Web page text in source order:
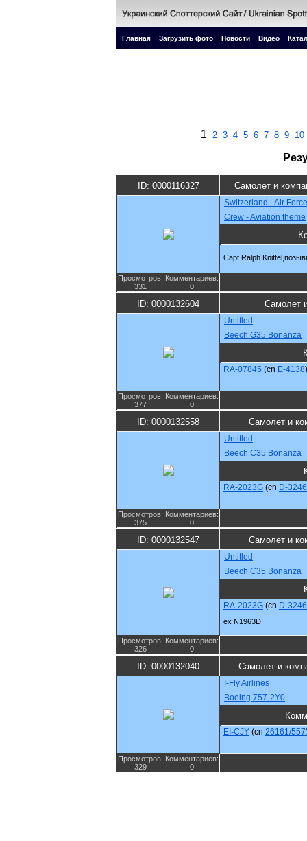
Главная Загрузить фото Новости Видео
1 2 3 4 5 6 7 8 9 10
ID: 0000116327 Самолет и
Switzerland - Air Force
Crew - Aviation theme
Capt.Ralph
Просмотров:
331
Комментариев:
0
ID: 0000132604 Самолет
Untitled
Beech G35 Bonanza
RA-07845 (cn E-4138)
Просмотров:
377
Комментариев:
0
ID: 0000132558 Самолет и
Untitled
Beech C35 Bonanza
RA-2023G (cn D-3246
Просмотров:
375
Комментариев:
0
ID: 0000132547 Самолет и
Untitled
Beech C35 Bonanza
RA-2023G (cn D-3246
ex N1963D
Просмотров:
326
Комментариев:
0
ID: 0000132040 Самолет и
I-Fly Airlines
Boeing 757-2Y0
EI-CJY (cn 26161/557
Просмотров:
329
Комментариев:
0